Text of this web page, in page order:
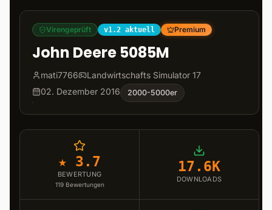
Virengeprüft v1.2 aktuell Premium
John Deere 5085M
mati7766
Landwirtschafts Simulator 17
02. Dezember 2016
2000-5000er
★ 3.7
BEWERTUNG
119 Bewertungen
17.6K
DOWNLOADS